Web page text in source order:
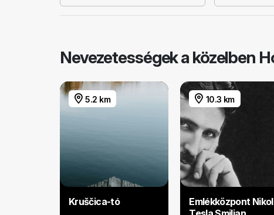
Nevezetességek a közelben
5.2 km
Kruščica-tó
10.3 km
Emlékközpont